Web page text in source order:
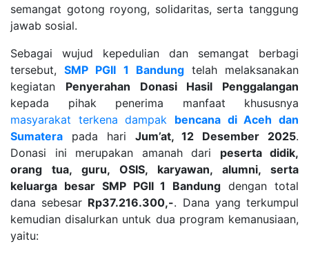
semangat gotong royong, solidaritas, serta tanggung
jawab sosial.
Sebagai wujud kepedulian dan semangat berbagi
tersebut,SMP PGII 1 Bandungtelah melaksanakan
kegiatan Penyerahan Donasi Hasil Penggalangan
kepada pihak penerima manfaat khususnya
masyarakat terkena dampak
bencana di Aceh dan
Sumatera
pada hari Jum’at, 12 Desember 2025.
Donasi ini merupakan amanah dari peserta didik,
orang tua, guru, OSIS, karyawan, alumni, serta
keluarga besar SMP PGII 1 Bandung dengan total
dana sebesar Rp37.216.300,-. Dana yang terkumpul
kemudian disalurkan untuk dua program kemanusiaan,
yaitu: